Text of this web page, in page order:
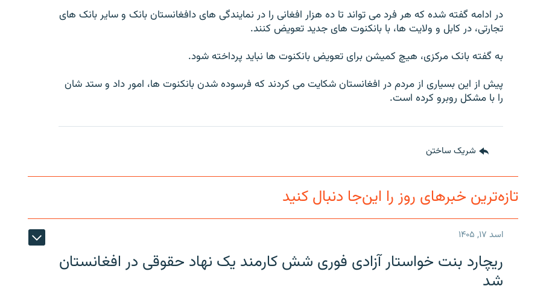
در ادامه گفته شده که هر فرد می تواند تا ده هزار افغانی را در نمایندگی های دافغانستان بانک و سایر بانک های
تجارتی، در کابل و ولایت ها، با بانکنوت های جدید تعویض کنند.
به گفته بانک مرکزی، هیچ کمیشن برای تعویض بانکنوت ها نباید پرداخته شود.
پیش از این بسیاری از مردم در افغانستان شکایت می کردند که فرسوده شدن بانکنوت ها، امور داد و ستد شان
را با مشکل روبرو کرده است.
شریک ساختن
تازه‌ترین خبرهای روز را این‌جا دنبال کنید
اسد ۱۷, ۱۴۰۵
ریچارد بنت خواستار آزادی فوری شش کارمند یک نهاد حقوقی در افغانستان
شد